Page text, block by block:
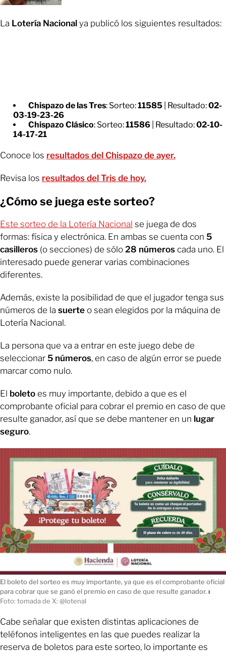
La Lotería Nacional ya publicó los siguientes resultados:
Chispazo de las Tres: Sorteo:11585 | Resultado:02-
03-19-23-26
Chispazo Clásico: Sorteo:11586 | Resultado:02-10-
14-17-21
Conoce los resultados del Chispazo de ayer.
Revisa los resultados del Tris de hoy.
¿Cómo se juega este sorteo?
Este sorteo de la Lotería Nacional se juega de dos
formas: física y electrónica. En ambas se cuenta con 5
casilleros (o secciones) de sólo 28 números cada uno. El
interesado puede generar varias combinaciones
diferentes.
Además, existe la posibilidad de que el jugador tenga sus
números de la suerte o sean elegidos por la máquina de
Lotería Nacional.
La persona que va a entrar en este juego debe de
seleccionar 5 números, en caso de algún error se puede
marcar como nulo.
El boleto es muy importante, debido a que es el
comprobante oficial para cobrar el premio en caso de que
resulte ganador, así que se debe mantener en un lugar
seguro.
El boleto del sorteo es muy importante, ya que es el comprobante oficial
para cobrar que se ganó el premio en caso de que resulte ganador. ı
Foto: tomada de X: @lotenal
Cabe señalar que existen distintas aplicaciones de
teléfonos inteligentes en las que puedes realizar la
reserva de boletos para este sorteo, lo importante es